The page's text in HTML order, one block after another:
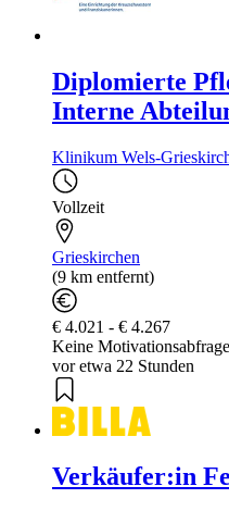
Diplomierte
Interne
Klinikum Wels-
Vollzeit
Grieskirchen
(9 km entfernt)
€ 4.021 - € 4.267
Keine Motivationsabfrage
vor etwa 22 Stunden
Verkäufer:in